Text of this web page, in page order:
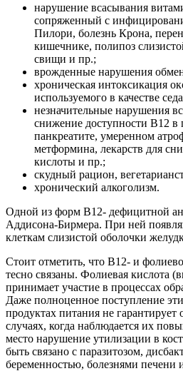
нарушение всасывания
сопряженный с
Пилори, болезнь Крона,
кишечнике, полипоз
свищи и пр.;
врожденные нарушения
хроническая интоксикация
используемого в качестве
незначительные нарушения
снижение доступности В12
панкреатите, умеренном
метформина, лекарств для
кислоты и пр.;
скудный рацион,
хронический алкоголизм.
Одной из форм В12- дефицитной
Аддисона-Бирмера. При ней
клеткам слизистой оболочки
Стоит отметить, что В12- и
тесно связаны. Фолиевая кислота
принимает участие в процессах
Даже полноценное поступление
продуктах питания не гарантирует
случаях, когда наблюдается их
место нарушение утилизации в
быть связано с паразитозом,
беременностью, болезнями печени